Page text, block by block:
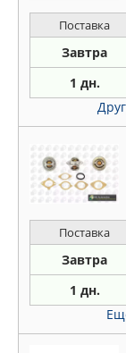
Поставка
Завтра
1 дн.
Поставка
Завтра
1 дн.